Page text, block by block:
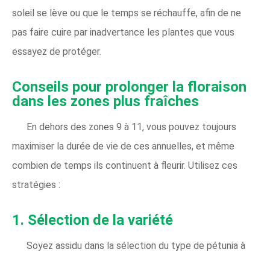
soleil se lève ou que le temps se réchauffe, afin de ne
pas faire cuire par inadvertance les plantes que vous
essayez de protéger.
Conseils pour prolonger la floraison
dans les zones plus fraîches
En dehors des zones 9 à 11, vous pouvez toujours
maximiser la durée de vie de ces annuelles, et même
combien de temps ils continuent à fleurir. Utilisez ces
stratégies :
1. Sélection de la variété
Soyez assidu dans la sélection du type de pétunia à